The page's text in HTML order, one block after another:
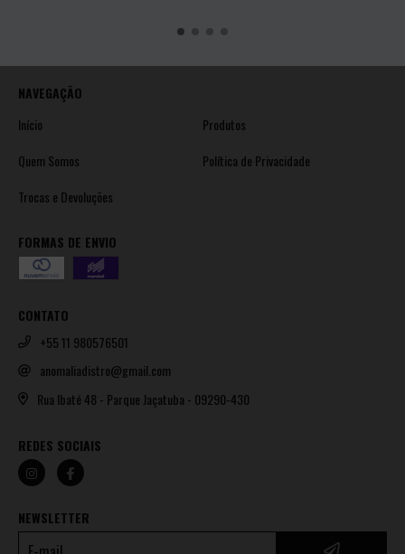
NAVEGAÇÃO
Início
Produtos
Quem Somos
Política de Privacidade
Trocas e Devoluções
FORMAS DE ENVIO
CONTATO
+55 11 980576501
anomaliadistro@gmail.com
Rua Ibaté 48 - Parque Jaçatuba - 09290-430
REDES SOCIAIS
NEWSLETTER